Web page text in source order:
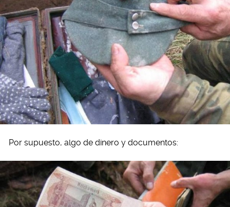
Por supuesto, algo de dinero y documentos: